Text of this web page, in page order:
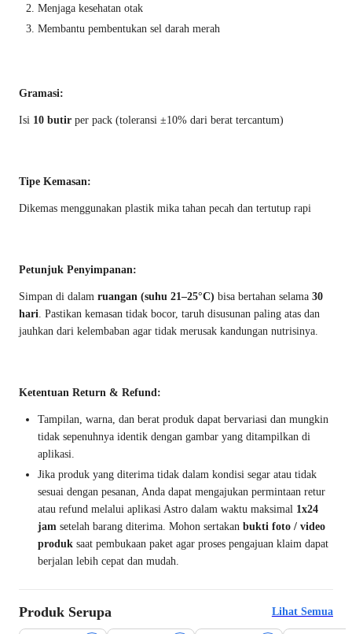
Menjaga kesehatan otak
Membantu pembentukan sel darah merah
Gramasi:
Isi 10 butir per pack (toleransi ±10% dari berat tercantum)
Tipe Kemasan:
Dikemas menggunakan plastik mika tahan pecah dan tertutup rapi
Petunjuk Penyimpanan:
Simpan di dalam ruangan (suhu 21–25°C) bisa bertahan selama 30
hari. Pastikan kemasan tidak bocor, taruh disusunan paling atas dan
jauhkan dari kelembaban agar tidak merusak kandungan nutrisinya.
Ketentuan Return & Refund:
Tampilan, warna, dan berat produk dapat bervariasi dan mungkin
tidak sepenuhnya identik dengan gambar yang ditampilkan di
aplikasi.
Jika produk yang diterima tidak dalam kondisi segar atau tidak
sesuai dengan pesanan, Anda dapat mengajukan permintaan retur
atau refund melalui aplikasi Astro dalam waktu maksimal 1x24
jam setelah barang diterima. Mohon sertakan bukti foto / video
produk saat pembukaan paket agar proses pengajuan klaim dapat
berjalan lebih cepat dan mudah.
Produk Serupa Lihat Semua